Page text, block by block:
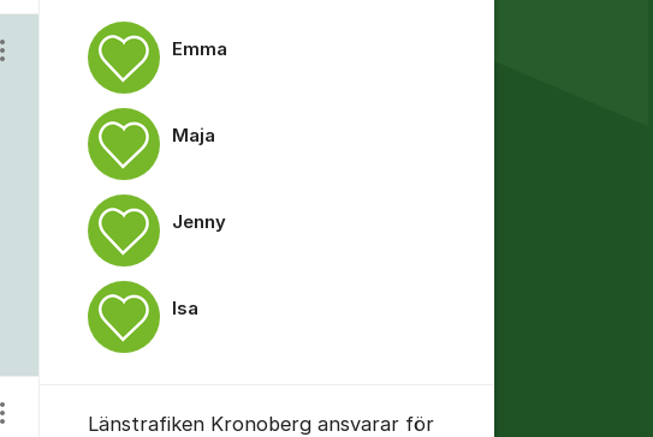
Visa/dölj inställningar för inlägg/kommentar
Visa/dölj inställningar för inlägg/kommentar
Emma
Maja
Jenny
Isa
Länstrafiken Kronoberg ansvarar för